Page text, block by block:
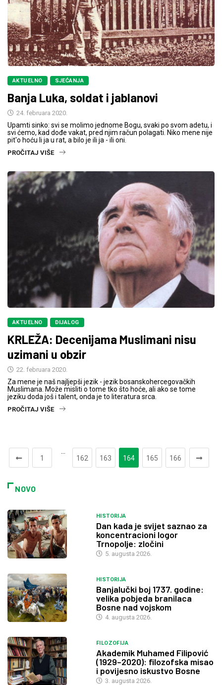
AKTUELNO SJEĆANJA
Banja Luka, soldat i jablanovi
24. februara 2020.
Upamti sinko: svi se molimo jednome Bogu, svaki po svom adetu, i
svi ćemo, kad dođe vakat, pred njim račun polagati. Niko mene nije
pit'o hoću li ja u rat, a bilo je ili ja - ili oni.
PROČITAJ VIŠE
AKTUELNO DIJALOG
KRLEŽA: Decenijama Muslimani nisu
uzimani u obzir
22. februara 2020.
Za mene je naš najljepši jezik - jezik bosanskohercegovačkih
Muslimana. Može misliti o tome tko što hoće, ali ako se tome
jeziku doda još i talent, onda je to literatura srca.
PROČITAJ VIŠE
1
…
162
163 164 165 166
NOVO
HISTORIJA
Dan kada je svijet saznao za
koncentracioni logor
Trnopolje: zločini
5. augusta 2026.
HISTORIJA
Banjalučki boj 1737. godine:
velika pobjeda branilaca
Bosne nad vojskom
4. augusta 2026.
FILOZOFIJA
Akademik Muhamed Filipović
(1929–2020): filozofska misao
i povijesno iskustvo Bosne
3. augusta 2026.